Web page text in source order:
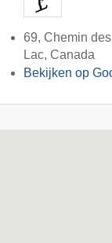
69, Chemin
Lac, Canada
Bekijken op